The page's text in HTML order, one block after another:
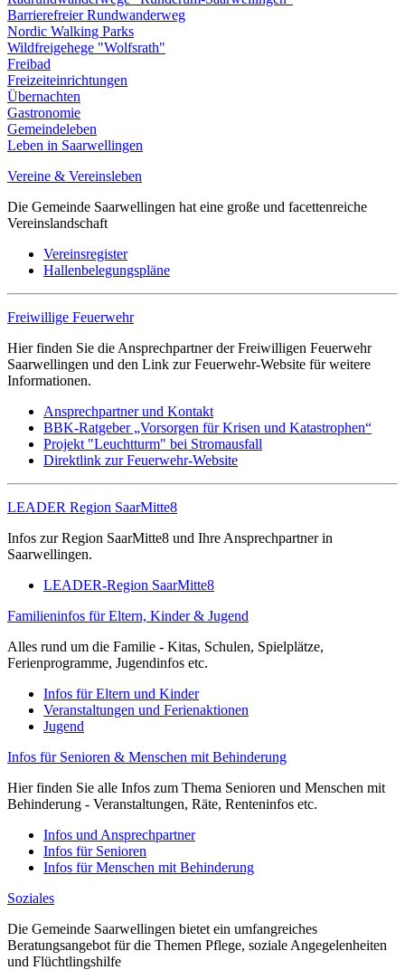
Barrierefreier Rundwanderweg
Nordic Walking Parks
Wildfreigehege "Wolfsrath"
Freibad
Freizeiteinrichtungen
Übernachten
Gastronomie
Gemeindeleben
Leben in Saarwellingen
Vereine & Vereinsleben
Die Gemeinde Saarwellingen hat eine große und facettenreiche
Vereinslandschaft
Vereinsregister
Hallenbelegungspläne
Freiwillige Feuerwehr
Hier finden Sie die Ansprechpartner der Freiwilligen Feuerwehr
Saarwellingen und den Link zur Feuerwehr-Website für weitere
Informationen.
Ansprechpartner und Kontakt
BBK-Ratgeber „Vorsorgen für Krisen und Katastrophen“
Projekt "Leuchtturm" bei Stromausfall
Direktlink zur Feuerwehr-Website
LEADER Region SaarMitte8
Infos zur Region SaarMitte8 und Ihre Ansprechpartner in
Saarwellingen.
LEADER-Region SaarMitte8
Familieninfos für Eltern, Kinder & Jugend
Alles rund um die Familie - Kitas, Schulen, Spielplätze,
Ferienprogramme, Jugendinfos etc.
Infos für Eltern und Kinder
Veranstaltungen und Ferienaktionen
Jugend
Infos für Senioren & Menschen mit Behinderung
Hier finden Sie alle Infos zum Thema Senioren und Menschen mit
Behinderung - Veranstaltungen, Räte, Renteninfos etc.
Infos und Ansprechpartner
Infos für Senioren
Infos für Menschen mit Behinderung
Soziales
Die Gemeinde Saarwellingen bietet ein umfangreiches
Beratungsangebot für die Themen Pflege, soziale Angegelenheiten
und Flüchtlingshilfe